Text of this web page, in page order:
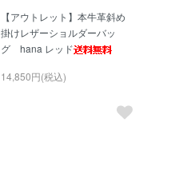
【アウトレット】本牛革斜め
掛けレザーショルダーバッ
グ hana レッド
14,850円(税込)